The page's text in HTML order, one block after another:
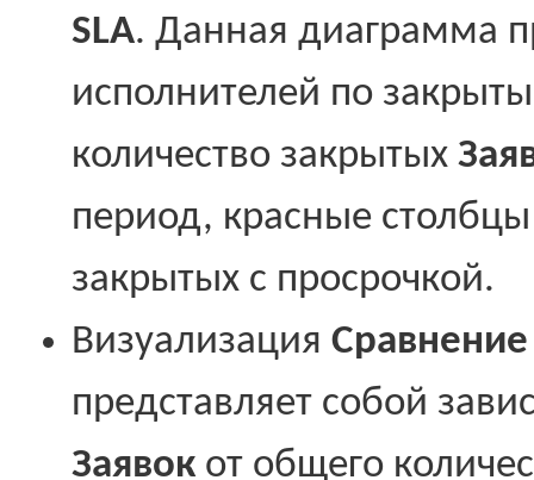
SLA. Данная диаграмма
исполнителей по
количество закрытых
период, красные
закрытых с просрочкой.
Визуализация
представляет собой
Заявок от общего